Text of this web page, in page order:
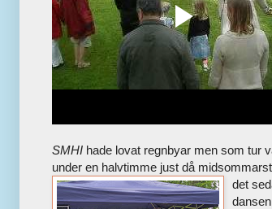
SMHI hade lovat regnbyar men som tur
under en halvtimme just då
det